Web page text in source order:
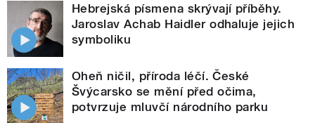
Hebrejská písmena skrývají příběhy.
Jaroslav Achab Haidler odhaluje jejich
symboliku
Oheň ničil, příroda léčí. České
Švýcarsko se mění před očima,
potvrzuje mluvčí národního parku